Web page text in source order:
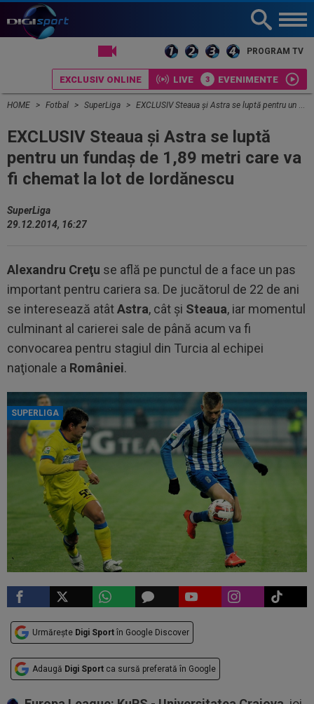
PROGRAM TV
EXCLUSIV ONLINE LIVE EVENIMENTE
HOME Fotbal SuperLiga EXCLUSIV Steaua şi Astra se luptă pentru un fundaş de 1,89 metri care va fi chemat la lot de Iordănescu
EXCLUSIV Steaua şi Astra se luptă
pentru un fundaş de 1,89 metri care va
fi chemat la lot de Iordănescu
SuperLiga
29.12.2014, 16:27
Alexandru Creţu se află pe punctul de a face un pas
important pentru cariera sa. De jucătorul de 22 de ani
se interesează atâtAstra, cât şi Steaua, iar momentul
culminant al carierei sale de până acum va fi
convocarea pentru stagiul din Turcia al echipei
naţionale a României.
SUPERLIGA
Urmărește Digi Sport în Google Discover
Adaugă Digi Sport ca sursă preferată în Google